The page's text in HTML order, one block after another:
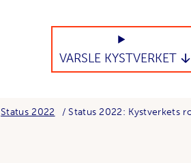
VARSLE KYSTVERKET
Status 2022 Status 2022: Kystverkets